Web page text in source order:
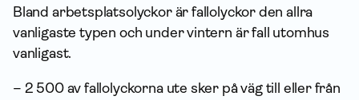
Bland arbetsplatsolyckor är fallolyckor den allra
vanligaste typen och under vintern är fall utomhus
vanligast.
– 2 500 av fallolyckorna ute sker på väg till eller från